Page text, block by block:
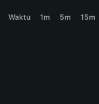
Waktu 1m 5m 15m